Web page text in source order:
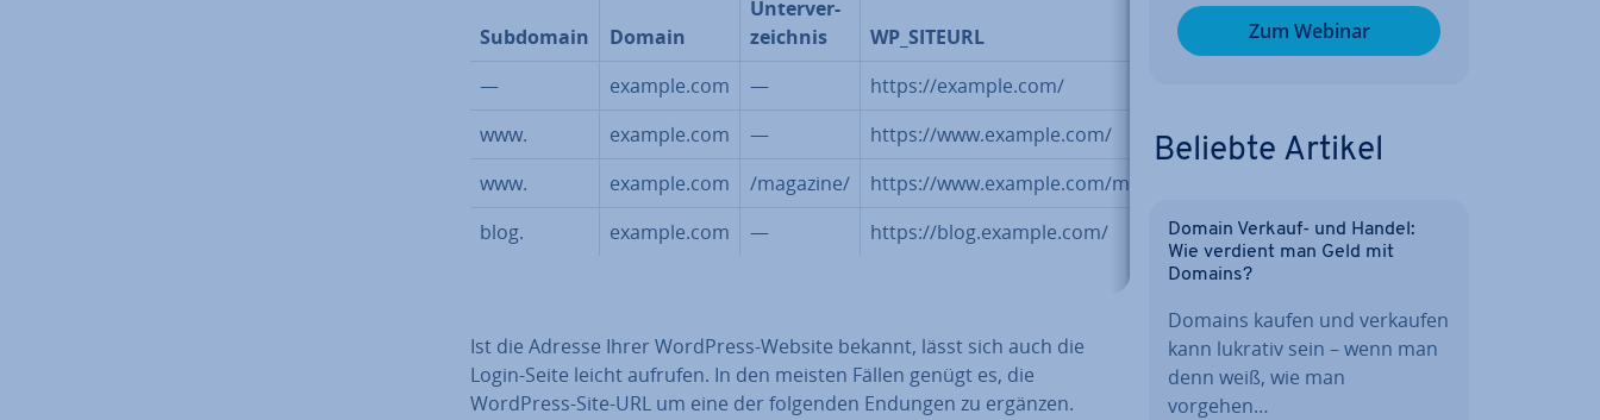
Subdomain Domain
Un­ter­ver­
zeich­nis
WP_SITEURL
—
example.com —
https://example.com/
www.
example.com —
https://www.example.com/
www.
example.com /magazine/
https://www.example.com/magazine/
blog.
example.com — https://blog.example.com/
Ist die Adresse Ihrer WordPress-Website bekannt, lässt sich auch die
Login-Seite leicht aufrufen. In den meisten Fällen genügt es, die
WordPress-Site-URL um eine der folgenden Endungen zu ergänzen.
Zum Webinar
Beliebte Artikel
Domain Verkauf- und Handel:
Wie verdient man Geld mit
Domains?
Domains kaufen und verkaufen
kann lukrativ sein – wenn man
denn weiß, wie man
vorgehen…